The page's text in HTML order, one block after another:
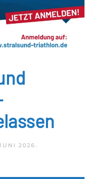
2026.